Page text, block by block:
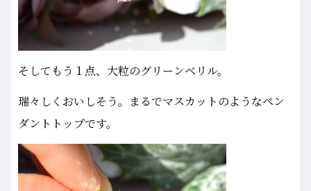
そしてもう１点、大粒のグリーンベリル。
瑞々しくおいしそう。まるでマスカットのようなペン
ダントトップです。